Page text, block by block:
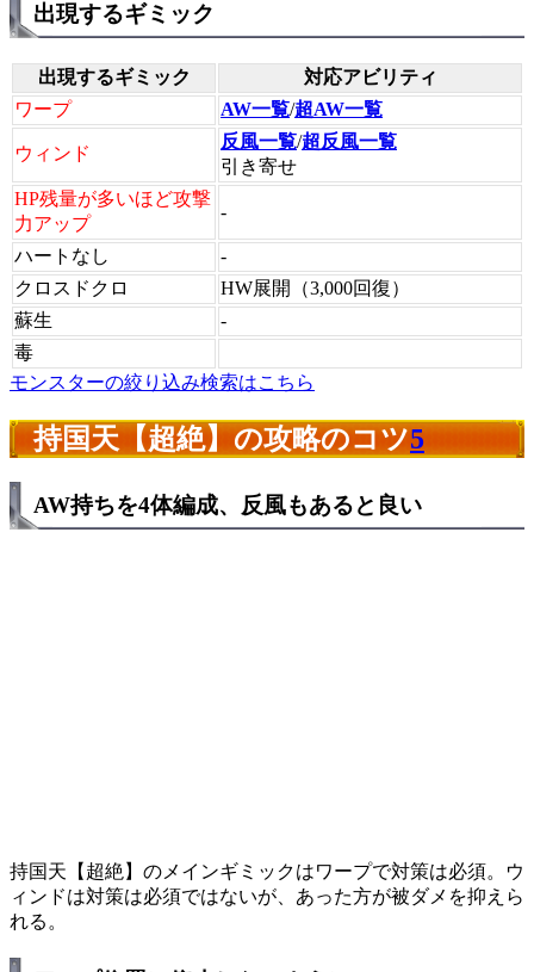
出現するギミック
出現するギミック
対応アビリティ
ワープ
AW一覧/超AW一覧
ウィンド
反風一覧/超反風一覧
引き寄せ
HP残量が多いほど攻撃
力アップ
-
ハートなし
-
クロスドクロ
HW展開（3,000回復）
蘇生
-
毒
モンスターの絞り込み検索はこちら
持国天【超絶】の攻略のコツ5
AW持ちを4体編成、反風もあると良い
持国天【超絶】のメインギミックはワープで対策は必須。ウ
ィンドは対策は必須ではないが、あった方が被ダメを抑えら
れる。